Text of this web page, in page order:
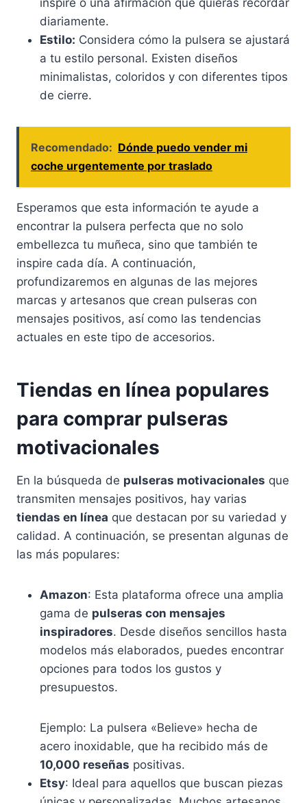
inspire o una afirmación que quieras recordar
diariamente.
Estilo: Considera cómo la pulsera se ajustará
a tu estilo personal. Existen diseños
minimalistas, coloridos y con diferentes tipos
de cierre.
Recomendado: Dónde puedo vender mi
coche urgentemente por traslado
Esperamos que esta información te ayude a
encontrar la pulsera perfecta que no solo
embellezca tu muñeca, sino que también te
inspire cada día. A continuación,
profundizaremos en algunas de las mejores
marcas y artesanos que crean pulseras con
mensajes positivos, así como las tendencias
actuales en este tipo de accesorios.
Tiendas en línea populares
para comprar pulseras
motivacionales
En la búsqueda de pulseras motivacionales que
transmiten mensajes positivos, hay varias
tiendas en línea que destacan por su variedad y
calidad. A continuación, se presentan algunas de
las más populares:
Amazon: Esta plataforma ofrece una amplia
gama de pulseras con mensajes
inspiradores. Desde diseños sencillos hasta
modelos más elaborados, puedes encontrar
opciones para todos los gustos y
presupuestos.
Ejemplo: La pulsera «Believe» hecha de
acero inoxidable, que ha recibido más de
10,000 reseñas positivas.
Etsy: Ideal para aquellos que buscan piezas